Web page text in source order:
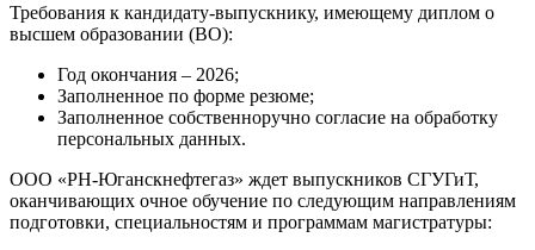
Требования к кандидату-выпускнику, имеющему диплом о
высшем образовании (ВО):
Год окончания – 2026;
Заполненное по форме резюме;
Заполненное собственноручно согласие на обработку
персональных данных.
ООО «РН-Юганскнефтегаз» ждет выпускников СГУГиТ,
оканчивающих очное обучение по следующим направлениям
подготовки, специальностям и программам магистратуры: